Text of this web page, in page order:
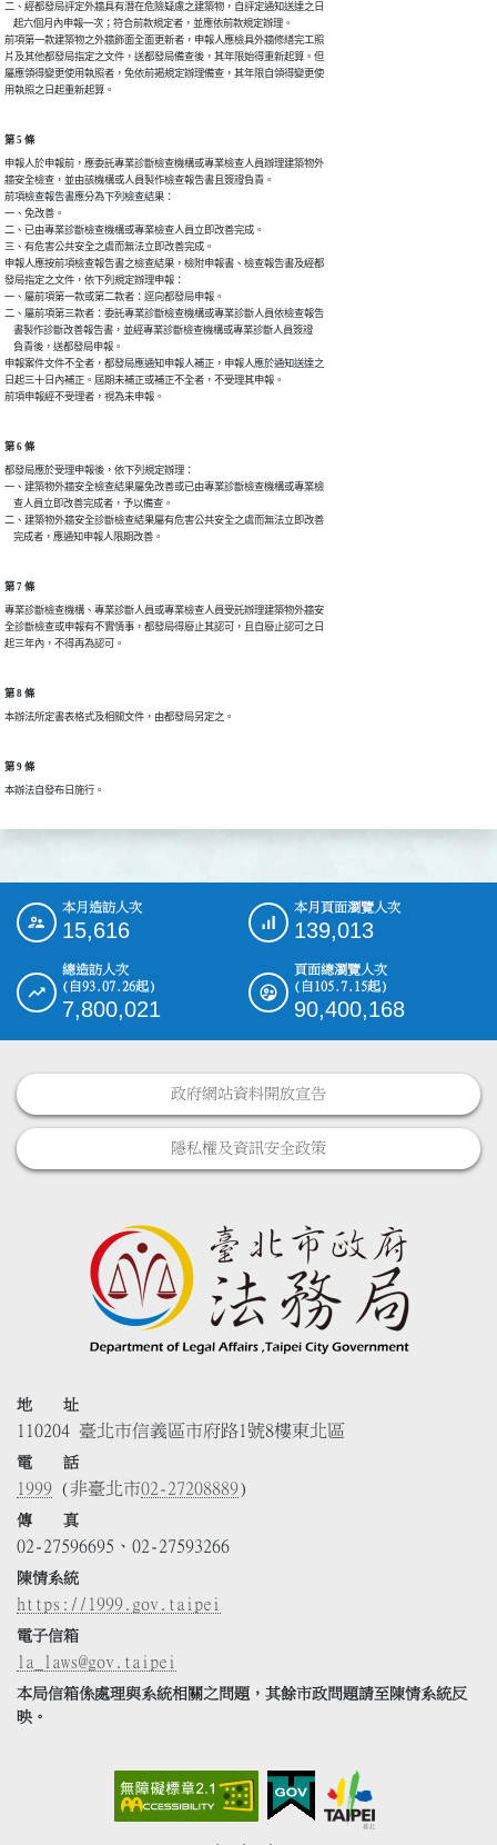
二、經都發局評定外牆具有潛在危險疑慮之建築物，自評定通知送達之日
    起六個月內申報一次；符合前款規定者，並應依前款規定辦理。
前項第一款建築物之外牆飾面全面更新者，申報人應檢具外牆修繕完工照
片及其他都發局指定之文件，送都發局備查後，其年限始得重新起算。但
屬應領得變更使用執照者，免依前揭規定辦理備查，其年限自領得變更使
用執照之日起重新起算。
第 5 條
申報人於申報前，應委託專業診斷檢查機構或專業檢查人員辦理建築物外
牆安全檢查，並由該機構或人員製作檢查報告書且簽證負責。
前項檢查報告書應分為下列檢查結果：
一、免改善。
二、已由專業診斷檢查機構或專業檢查人員立即改善完成。
三、有危害公共安全之虞而無法立即改善完成。
申報人應按前項檢查報告書之檢查結果，檢附申報書、檢查報告書及經都
發局指定之文件，依下列規定辦理申報：
一、屬前項第一款或第二款者：逕向都發局申報。
二、屬前項第三款者：委託專業診斷檢查機構或專業診斷人員依檢查報告
    書製作診斷改善報告書，並經專業診斷檢查機構或專業診斷人員簽證
    負責後，送都發局申報。
申報案件文件不全者，都發局應通知申報人補正，申報人應於通知送達之
日起三十日內補正。屆期未補正或補正不全者，不受理其申報。
前項申報經不受理者，視為未申報。
第 6 條
都發局應於受理申報後，依下列規定辦理：
一、建築物外牆安全檢查結果屬免改善或已由專業診斷檢查機構或專業檢
    查人員立即改善完成者，予以備查。
二、建築物外牆安全診斷檢查結果屬有危害公共安全之虞而無法立即改善
    完成者，應通知申報人限期改善。
第 7 條
專業診斷檢查機構、專業診斷人員或專業檢查人員受託辦理建築物外牆安
全診斷檢查或申報有不實情事，都發局得廢止其認可，且自廢止認可之日
起三年內，不得再為認可。
第 8 條
本辦法所定書表格式及相關文件，由都發局另定之。
第 9 條
本辦法自發布日施行。
::: 本月造訪人次
15,616
本月頁面瀏覽人次
139,013
總造訪人次
(自93.07.26起)
7,800,021
頁面總瀏覽人次
(自105.7.15起)
90,400,168
政府網站資料開放宣告
隱私權及資訊安全政策
地 址
110204 臺北市信義區市府路1號8樓東北區
電 話
1999 (非臺北市02-27208889)
傳 真
02-27596695、02-27593266
陳情系統
https://1999.gov.taipei
電子信箱
la_laws@gov.taipei
本局信箱係處理與系統相關之問題，其餘市政問題請至陳情系統反
映。